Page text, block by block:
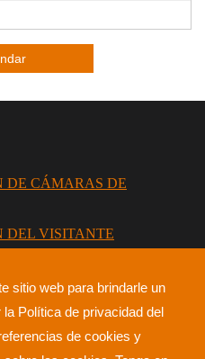
DE CÁMARAS DE
DEL VISITANTE
sitio web para brindarle un
Política de privacidad del
de cookies y